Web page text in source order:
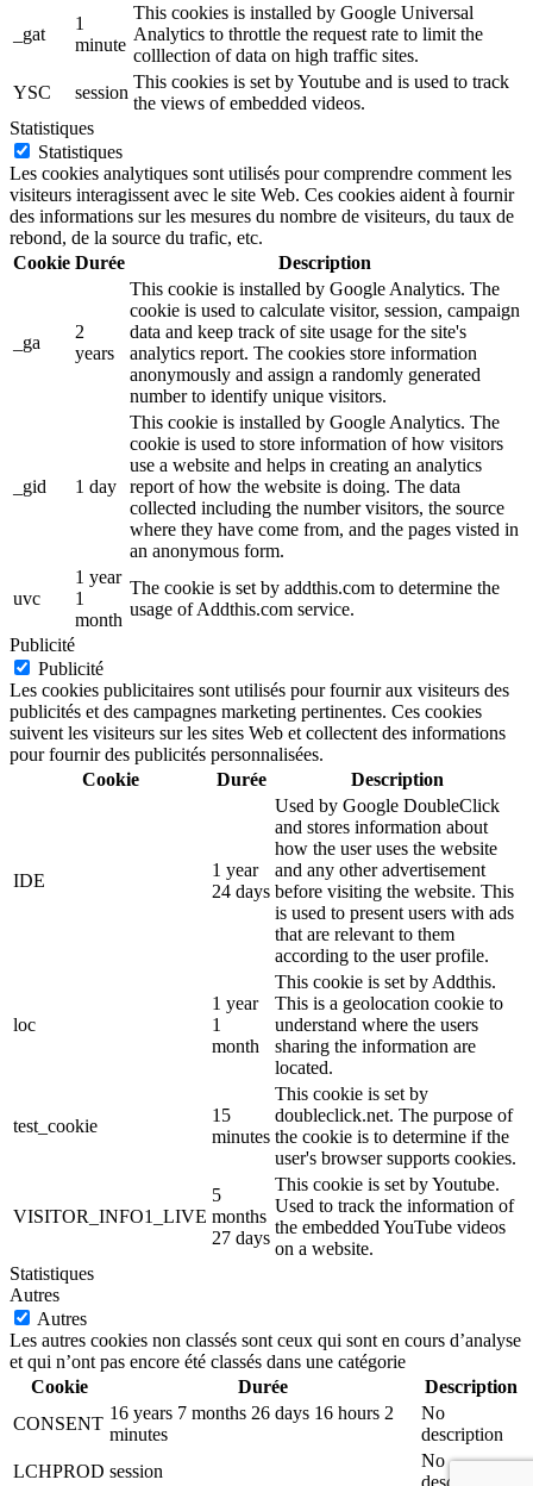
_gat
1
minute
This cookies is installed by Google Universal
Analytics to throttle the request rate to limit the
colllection of data on high traffic sites.
YSC
session
This cookies is set by Youtube and is used to track
the views of embedded videos.
Statistiques
Statistiques
Les cookies analytiques sont utilisés pour comprendre comment les
visiteurs interagissent avec le site Web. Ces cookies aident à fournir
des informations sur les mesures du nombre de visiteurs, du taux de
rebond, de la source du trafic, etc.
Cookie Durée Description
_ga
2
years
This cookie is installed by Google Analytics. The
cookie is used to calculate visitor, session, campaign
data and keep track of site usage for the site's
analytics report. The cookies store information
anonymously and assign a randomly generated
number to identify unique visitors.
_gid 1 day
This cookie is installed by Google Analytics. The
cookie is used to store information of how visitors
use a website and helps in creating an analytics
report of how the website is doing. The data
collected including the number visitors, the source
where they have come from, and the pages visted in
an anonymous form.
uvc
1 year
1
month
The cookie is set by addthis.com to determine the
usage of Addthis.com service.
Publicité
Publicité
Les cookies publicitaires sont utilisés pour fournir aux visiteurs des
publicités et des campagnes marketing pertinentes. Ces cookies
suivent les visiteurs sur les sites Web et collectent des informations
pour fournir des publicités personnalisées.
Cookie
Durée Description
IDE
1 year
24 days
Used by Google DoubleClick
and stores information about
how the user uses the website
and any other advertisement
before visiting the website. This
is used to present users with ads
that are relevant to them
according to the user profile.
loc
1 year
1
month
This cookie is set by Addthis.
This is a geolocation cookie to
understand where the users
sharing the information are
located.
test_cookie
15
minutes
This cookie is set by
doubleclick.net. The purpose of
the cookie is to determine if the
user's browser supports cookies.
VISITOR_INFO1_LIVE
5
months
27 days
This cookie is set by Youtube.
Used to track the information of
the embedded YouTube videos
on a website.
Statistiques
Autres
Autres
Les autres cookies non classés sont ceux qui sont en cours d’analyse
et qui n’ont pas encore été classés dans une catégorie
Cookie
Durée
Description
CONSENT
16 years 7 months 26 days 16 hours 2
minutes
No
description
LCHPROD session
No
description